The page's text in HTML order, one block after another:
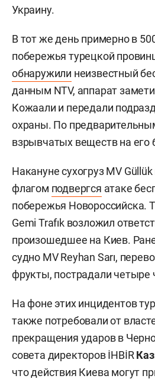
Украину.
В тот же день примерно в
побережья турецкой
обнаружили неизвестный
данным NTV, аппарат
Кожаали и передали
охраны. По
взрывчатых веществ на его
Накануне сухогруз MV
флагом подвергся атаке
побережья Новороссийска.
Gemi Trafık возложил
произошедшее на Киев.
судно MV Reyhan Sarı,
фрукты, пострадали четыре
На фоне этих инцидентов
также потребовали от
прекращения ударов в
совета директоров İHBİR
что действия Киева могут